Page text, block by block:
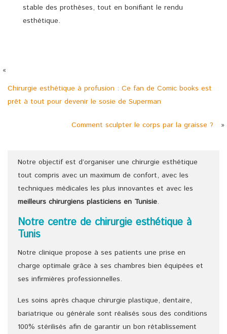
stable des prothèses, tout en bonifiant le rendu
esthétique.
«
Chirurgie esthétique à profusion : Ce fan de Comic books est
prêt à tout pour devenir le sosie de Superman
Comment sculpter le corps par la graisse ? »
Notre objectif est d’organiser une chirurgie esthétique
tout compris avec un maximum de confort, avec les
techniques médicales les plus innovantes et avec les
meilleurs chirurgiens plasticiens en Tunisie.
Notre centre de chirurgie esthétique à
Tunis
Notre clinique propose à ses patients une prise en
charge optimale grâce à ses chambres bien équipées et
ses infirmières professionnelles.
Les soins après chaque chirurgie plastique, dentaire,
bariatrique ou générale sont réalisés sous des conditions
100% stérilisés afin de garantir un bon rétablissement